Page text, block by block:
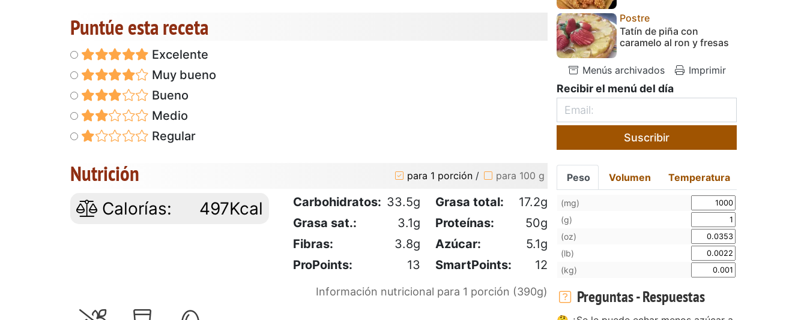
Puntúe esta receta
Excelente
Muy bueno
Bueno
Medio
Regular
Nutrición para 1 porción / para 100 g
Calorías: 497Kcal Carbohidratos: 33.5g Grasa total:
17.2g
Grasa sat.:
3.1g Proteínas:
50g
Fibras:
3.8g Azúcar:
5.1g
ProPoints:
13 SmartPoints: 12
Información nutricional para 1 porción (390g)
Postre
Tatín de piña con
caramelo al ron y fresas
Menús archivados Imprimir
Recibir el menú del día
Suscribir
Peso Volumen Temperatura
(mg)
(g)
(oz)
(lb)
(kg)
Preguntas - Respuestas